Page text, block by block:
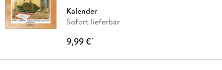
Kalender
Sofort lieferbar
9,99 €*